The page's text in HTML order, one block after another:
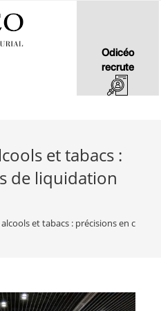
Odicéo
recrute
et tabacs :
de liquidation
alcools et tabacs : précisions en cas